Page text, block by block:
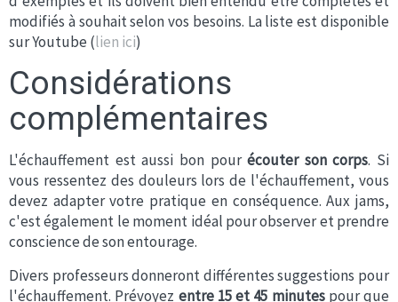
modifiés à souhait selon vos besoins. La liste est disponible
sur Youtube (lien ici)
Considérations
complémentaires
L'échauffement est aussi bon pourécouter son corps. Si
vous ressentez des douleurs lors de l'échauffement, vous
devez adapter votre pratique en conséquence. Aux jams,
c'est également le moment idéal pour observer et prendre
conscience de son entourage.
Divers professeurs donneront différentes suggestions pour
l'échauffement. Prévoyez entre 15 et 45 minutespour que